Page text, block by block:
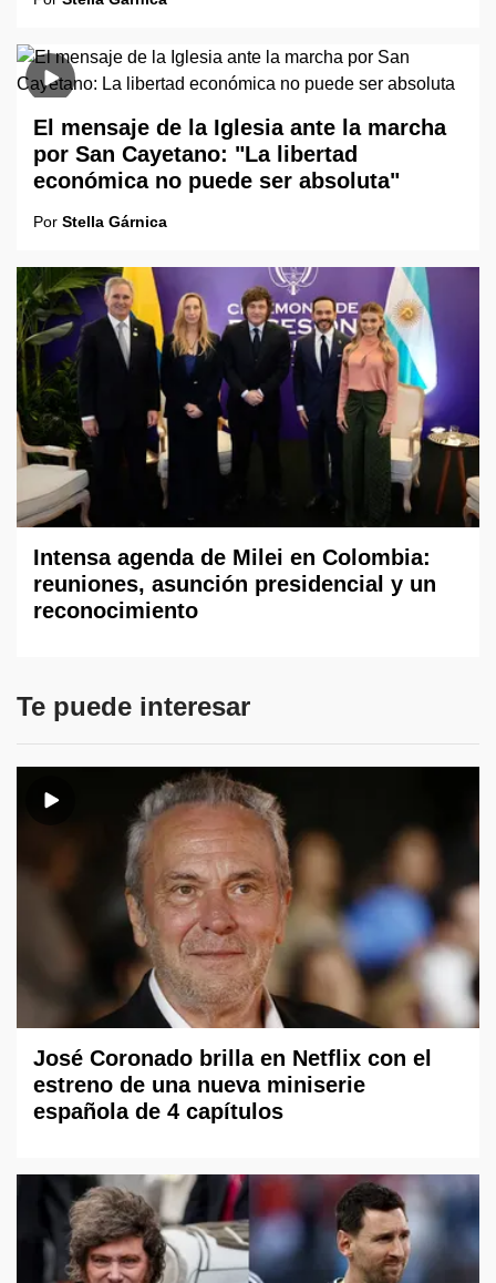
El mensaje de la Iglesia ante la marcha
por San Cayetano: "La libertad
económica no puede ser absoluta"
Por Stella Gárnica
Intensa agenda de Milei en Colombia:
reuniones, asunción presidencial y un
reconocimiento
Te puede interesar
José Coronado brilla en Netflix con el
estreno de una nueva miniserie
española de 4 capítulos